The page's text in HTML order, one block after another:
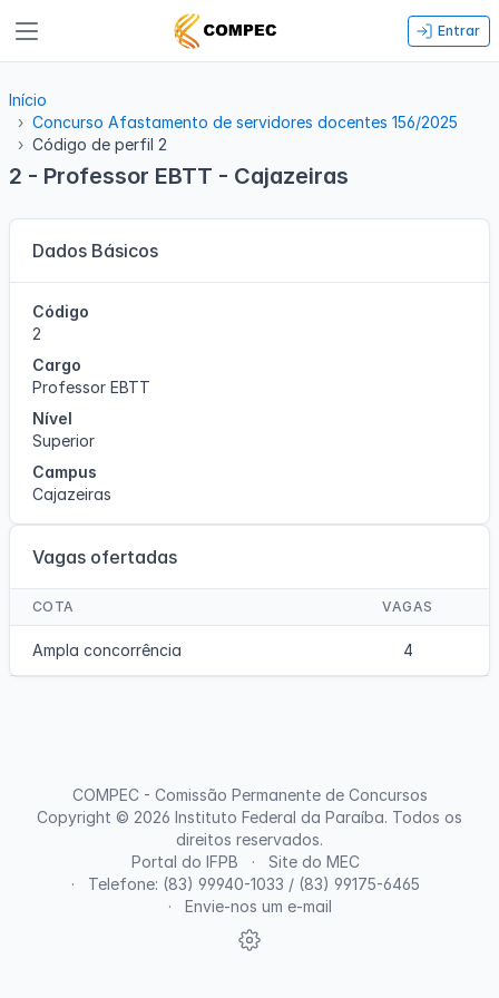
Entrar
Início
Concurso Afastamento de servidores docentes 156/2025
Código de perfil 2
2 - Professor EBTT - Cajazeiras
Dados Básicos
Código
2
Cargo
Professor EBTT
Nível
Superior
Campus
Cajazeiras
Vagas ofertadas
COTA VAGAS
Ampla concorrência 4
Portal do IFPB
Site do MEC
Telefone: (83) 99940-1033 / (83) 99175-6465
Envie-nos um e-mail
COMPEC - Comissão Permanente de Concursos
Copyright © 2026 Instituto Federal da Paraíba. Todos os
direitos reservados.